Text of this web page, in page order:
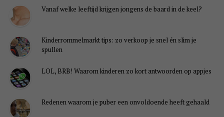
Vanaf welke leeftijd krijgen jongens de baard in de keel?
Kinderrommelmarkt tips: zo verkoop je snel én slim je
spullen
LOL, BRB! Waarom kinderen zo kort antwoorden op appjes
Redenen waarom je puber een onvoldoende heeft gehaald